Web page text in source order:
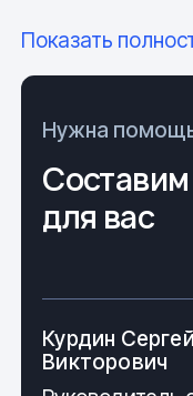
определяет
электрического
кабеля, вернее,
тока.
группы, это:
кабель, силовой
учетом мест
характеристик
Показать
Нужна
для вас
Курдин Сергей
Викторович